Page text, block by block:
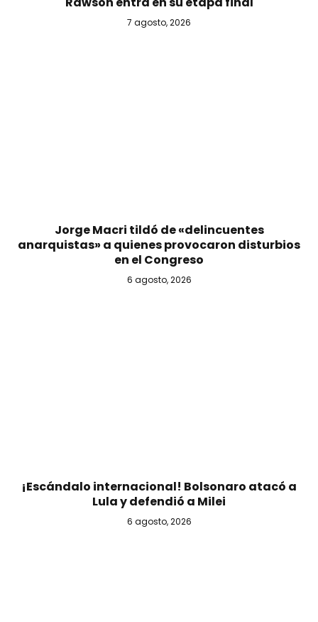
7 agosto, 2026
Jorge Macri tildó de «delincuentes
anarquistas» a quienes provocaron disturbios
en el Congreso
6 agosto, 2026
¡Escándalo internacional! Bolsonaro atacó a
Lula y defendió a Milei
6 agosto, 2026